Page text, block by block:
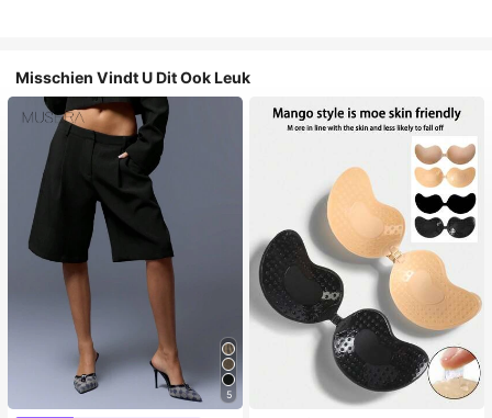
Misschien Vindt U Dit Ook Leuk
5